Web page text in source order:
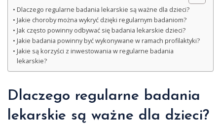
Dlaczego regularne badania lekarskie są ważne dla dzieci?
Jakie choroby można wykryć dzięki regularnym badaniom?
Jak często powinny odbywać się badania lekarskie dzieci?
Jakie badania powinny być wykonywane w ramach profilaktyki?
Jakie są korzyści z inwestowania w regularne badania
lekarskie?
Dlaczego regularne badania
lekarskie są ważne dla dzieci?